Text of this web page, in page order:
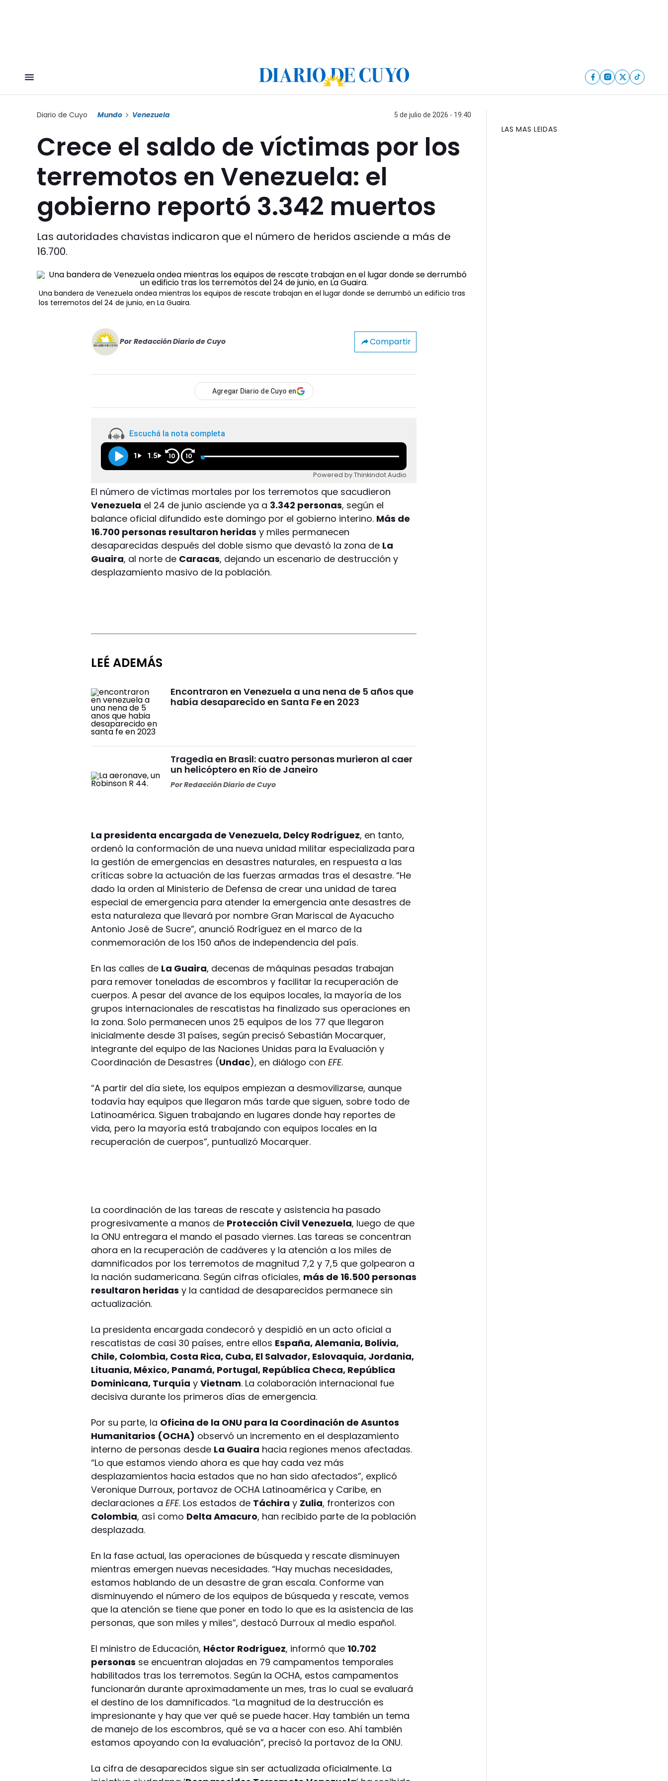
Diario de Cuyo Mundo Venezuela 5 de julio de 2026 - 19:40
Crece el saldo de víctimas por los
terremotos en Venezuela: el
gobierno reportó 3.342 muertos
Las autoridades chavistas indicaron que el número de heridos asciende a más de
16.700.
Una bandera de Venezuela ondea mientras los equipos de rescate trabajan en el lugar donde se derrumbó un edificio tras
los terremotos del 24 de junio, en La Guaira.
Por Redacción Diario de Cuyo Compartir
Agregar Diario de Cuyo en
Escuchá la nota completa
1 1.5 10 10
Powered by Thinkindot Audio
El número de víctimas mortales por los terremotos que sacudieron
Venezuela el 24 de junio asciende ya a 3.342 personas, según el
balance oficial difundido este domingo por el gobierno interino. Más de
16.700 personas resultaron heridas y miles permanecen
desaparecidas después del doble sismo que devastó la zona de La
Guaira, al norte de Caracas, dejando un escenario de destrucción y
desplazamiento masivo de la población.
LEÉ ADEMÁS
Encontraron en Venezuela a una nena de 5 años que
había desaparecido en Santa Fe en 2023
Tragedia en Brasil: cuatro personas murieron al caer
un helicóptero en Río de Janeiro
PorRedacción Diario de Cuyo
La presidenta encargada de Venezuela, Delcy Rodríguez, en tanto,
ordenó la conformación de una nueva unidad militar especializada para
la gestión de emergencias en desastres naturales, en respuesta a las
críticas sobre la actuación de las fuerzas armadas tras el desastre. “He
dado la orden al Ministerio de Defensa de crear una unidad de tarea
especial de emergencia para atender la emergencia ante desastres de
esta naturaleza que llevará por nombre Gran Mariscal de Ayacucho
Antonio José de Sucre”, anunció Rodríguez en el marco de la
conmemoración de los 150 años de independencia del país.
En las calles de La Guaira, decenas de máquinas pesadas trabajan
para remover toneladas de escombros y facilitar la recuperación de
cuerpos. A pesar del avance de los equipos locales, la mayoría de los
grupos internacionales de rescatistas ha finalizado sus operaciones en
la zona. Solo permanecen unos 25 equipos de los 77 que llegaron
inicialmente desde 31 países, según precisó Sebastián Mocarquer,
integrante del equipo de las Naciones Unidas para la Evaluación y
Coordinación de Desastres (Undac), en diálogo conEFE.
“A partir del día siete, los equipos empiezan a desmovilizarse, aunque
todavía hay equipos que llegaron más tarde que siguen, sobre todo de
Latinoamérica. Siguen trabajando en lugares donde hay reportes de
vida, pero la mayoría está trabajando con equipos locales en la
recuperación de cuerpos”, puntualizó Mocarquer.
La coordinación de las tareas de rescate y asistencia ha pasado
progresivamente a manos de Protección Civil Venezuela, luego de que
la ONU entregara el mando el pasado viernes. Las tareas se concentran
ahora en la recuperación de cadáveres y la atención a los miles de
damnificados por los terremotos de magnitud 7,2 y 7,5 que golpearon a
la nación sudamericana. Según cifras oficiales, más de 16.500 personas
resultaron heridas y la cantidad de desaparecidos permanece sin
actualización.
La presidenta encargada condecoró y despidió en un acto oficial a
rescatistas de casi 30 países, entre ellos España, Alemania, Bolivia,
Chile, Colombia, Costa Rica, Cuba, El Salvador, Eslovaquia, Jordania,
Lituania, México, Panamá, Portugal, República Checa, República
Dominicana, Turquía yVietnam. La colaboración internacional fue
decisiva durante los primeros días de emergencia.
Por su parte, la Oficina de la ONU para la Coordinación de Asuntos
Humanitarios (OCHA) observó un incremento en el desplazamiento
interno de personas desde La Guaira hacia regiones menos afectadas.
“Lo que estamos viendo ahora es que hay cada vez más
desplazamientos hacia estados que no han sido afectados”, explicó
Veronique Durroux, portavoz de OCHA Latinoamérica y Caribe, en
declaraciones aEFE. Los estados de Táchira y Zulia, fronterizos con
Colombia, así como Delta Amacuro, han recibido parte de la población
desplazada.
En la fase actual, las operaciones de búsqueda y rescate disminuyen
mientras emergen nuevas necesidades. “Hay muchas necesidades,
estamos hablando de un desastre de gran escala. Conforme van
disminuyendo el número de los equipos de búsqueda y rescate, vemos
que la atención se tiene que poner en todo lo que es la asistencia de las
personas, que son miles y miles”, destacó Durroux al medio español.
El ministro de Educación, Héctor Rodríguez, informó que 10.702
personas se encuentran alojadas en 79 campamentos temporales
habilitados tras los terremotos. Según la OCHA, estos campamentos
funcionarán durante aproximadamente un mes, tras lo cual se evaluará
el destino de los damnificados. “La magnitud de la destrucción es
impresionante y hay que ver qué se puede hacer. Hay también un tema
de manejo de los escombros, qué se va a hacer con eso. Ahí también
estamos apoyando con la evaluación”, precisó la portavoz de la ONU.
La cifra de desaparecidos sigue sin ser actualizada oficialmente. La
LAS MAS LEIDAS